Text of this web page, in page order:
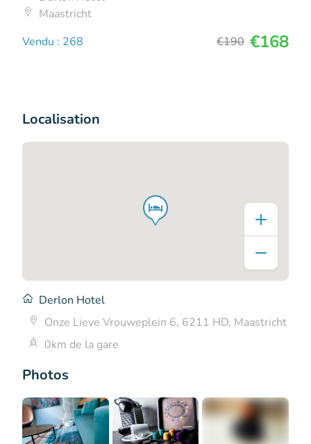
Maastricht
Vendu : 268
€190 €168
Photos
Localisation
Derlon Hotel
Onze Lieve Vrouweplein 6, 6211 HD, Maastricht
0km de la gare